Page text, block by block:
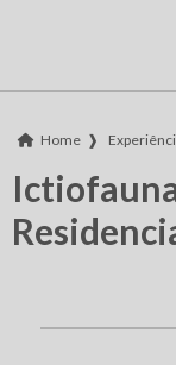
Home ❱